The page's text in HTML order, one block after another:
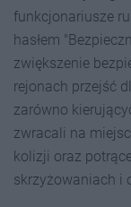
funkcjonariusze
hasłem
zwiększenie
rejonach przejść
zarówno
zwracali na
kolizji oraz
skrzyżowaniach i